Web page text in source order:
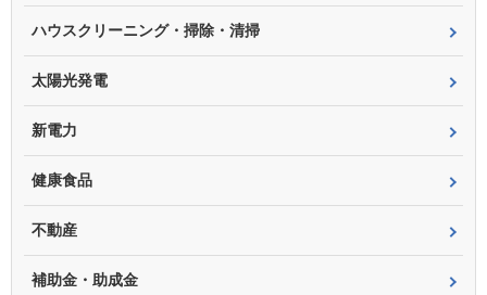
ハウスクリーニング・掃除・清掃
太陽光発電
新電力
健康食品
不動産
補助金・助成金